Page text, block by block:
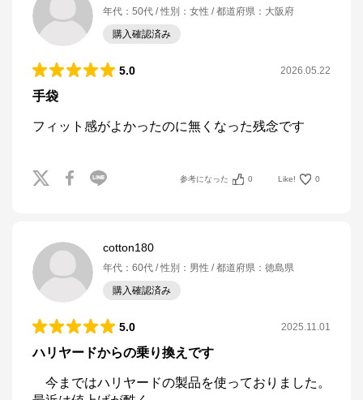
年代 ： 50代 性別 ： 女性 都道府県 ： 大阪府
購入確認済み
5.0 2026.05.22
手袋
フィット感がよかったのに無くなった残念です
参考になった 0 Like! 0
cotton180
年代 ： 60代 性別 ： 男性 都道府県 ： 徳島県
購入確認済み
5.0 2025.11.01
ハリヤードからの乗り換えです
今まではハリヤードの製品を使っておりました。